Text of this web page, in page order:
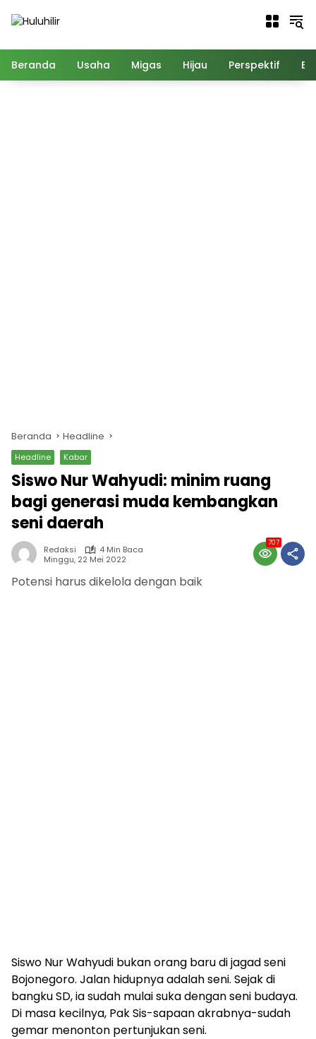
Beranda Usaha Migas Hijau Perspektif
Beranda Headline
Headline Kabar
Siswo Nur Wahyudi: minim ruang
bagi generasi muda kembangkan
seni daerah
Redaksi
4 Min Baca
Minggu, 22 Mei 2022
707
Potensi harus dikelola dengan baik
Siswo Nur Wahyudi bukan orang baru di jagad seni
Bojonegoro. Jalan hidupnya adalah seni. Sejak di
bangku SD, ia sudah mulai suka dengan seni budaya.
Di masa kecilnya, Pak Sis-sapaan akrabnya-sudah
gemar menonton pertunjukan seni.